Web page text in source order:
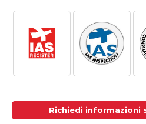
Richiedi informazioni